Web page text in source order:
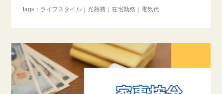
ライフスタイル 光熱費 在宅勤務 電気代